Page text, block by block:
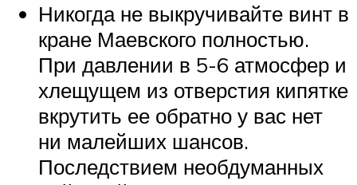
Никогда не выкручивайте винт в
кране Маевского полностью.
При давлении в 5-6 атмосфер и
хлещущем из отверстия кипятке
вкрутить ее обратно у вас нет
ни малейших шансов.
Последствием необдуманных